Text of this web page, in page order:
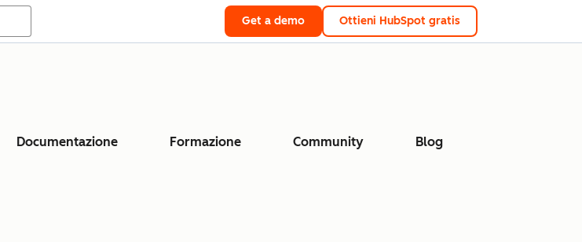
Get a demo Ottieni HubSpot gratis
Documentazione Formazione Community Blog